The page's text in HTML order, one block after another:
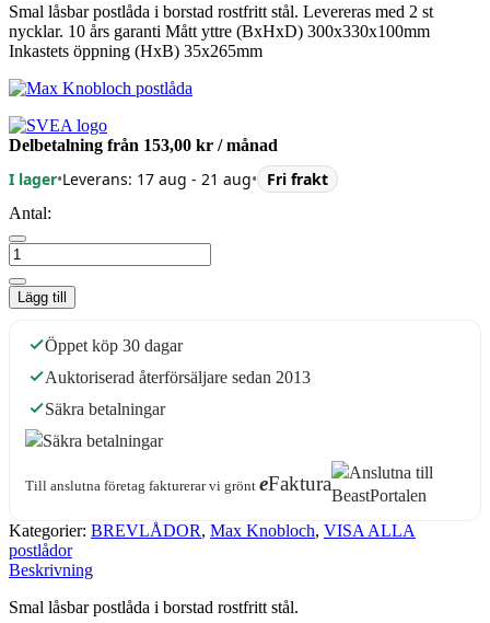
Smal låsbar postlåda i borstad rostfritt stål. Levereras med 2 st
nycklar. 10 års garanti Mått yttre (BxHxD) 300x330x100mm
Inkastets öppning (HxB) 35x265mm
Delbetalning från 153,00 kr / månad
I lager•Leverans: 17 aug - 21 aug• Fri frakt
Antal:
Lägg till
Öppet köp 30 dagar
Auktoriserad återförsäljare sedan 2013
Säkra betalningar
Till anslutna företag fakturerar vi grönt eFaktura
Kategorier: BREVLÅDOR, Max Knobloch, VISA ALLA
postlådor
Beskrivning
Smal låsbar postlåda i borstad rostfritt stål.